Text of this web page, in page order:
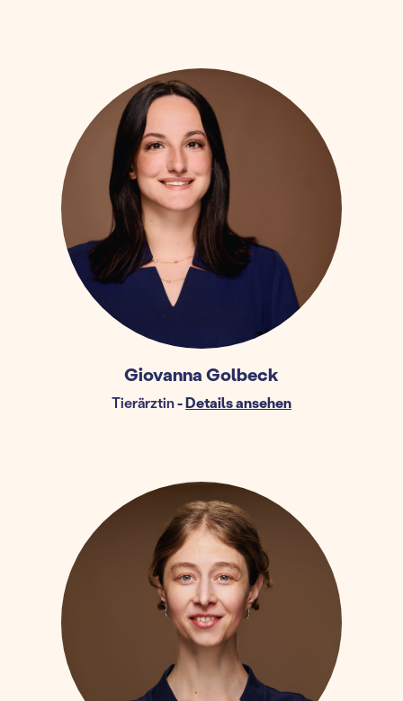
Giovanna Golbeck
Tierärztin-Details ansehen